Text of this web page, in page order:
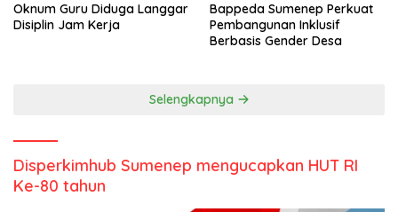
Oknum Guru Diduga Langgar
Disiplin Jam Kerja
Bappeda Sumenep Perkuat
Pembangunan Inklusif
Berbasis Gender Desa
Selengkapnya
Disperkimhub Sumenep mengucapkan HUT RI
Ke-80 tahun